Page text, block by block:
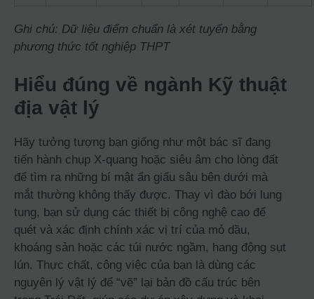
Ghi chú: Dữ liệu điểm chuẩn là xét tuyển bằng
phương thức tốt nghiệp THPT
Hiểu đúng về ngành Kỹ thuật
địa vật lý
Hãy tưởng tượng bạn giống như một bác sĩ đang
tiến hành chụp X-quang hoặc siêu âm cho lòng đất
để tìm ra những bí mật ẩn giấu sâu bên dưới mà
mắt thường không thấy được. Thay vì đào bới lung
tung, bạn sử dụng các thiết bị công nghệ cao để
quét và xác định chính xác vị trí của mỏ dầu,
khoáng sản hoặc các túi nước ngầm, hang động sụt
lún. Thực chất, công việc của bạn là dùng các
nguyên lý vật lý để “vẽ” lại bản đồ cấu trúc bên